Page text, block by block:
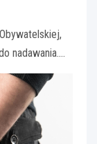
nadawania.…